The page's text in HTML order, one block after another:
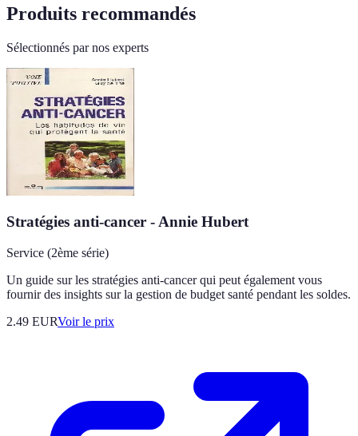
Produits recommandés
Sélectionnés par nos experts
Stratégies anti-cancer - Annie Hubert
Service (2ème série)
Un guide sur les stratégies anti-cancer qui peut également vous
fournir des insights sur la gestion de budget santé pendant les soldes.
2.49 EURVoir le prix